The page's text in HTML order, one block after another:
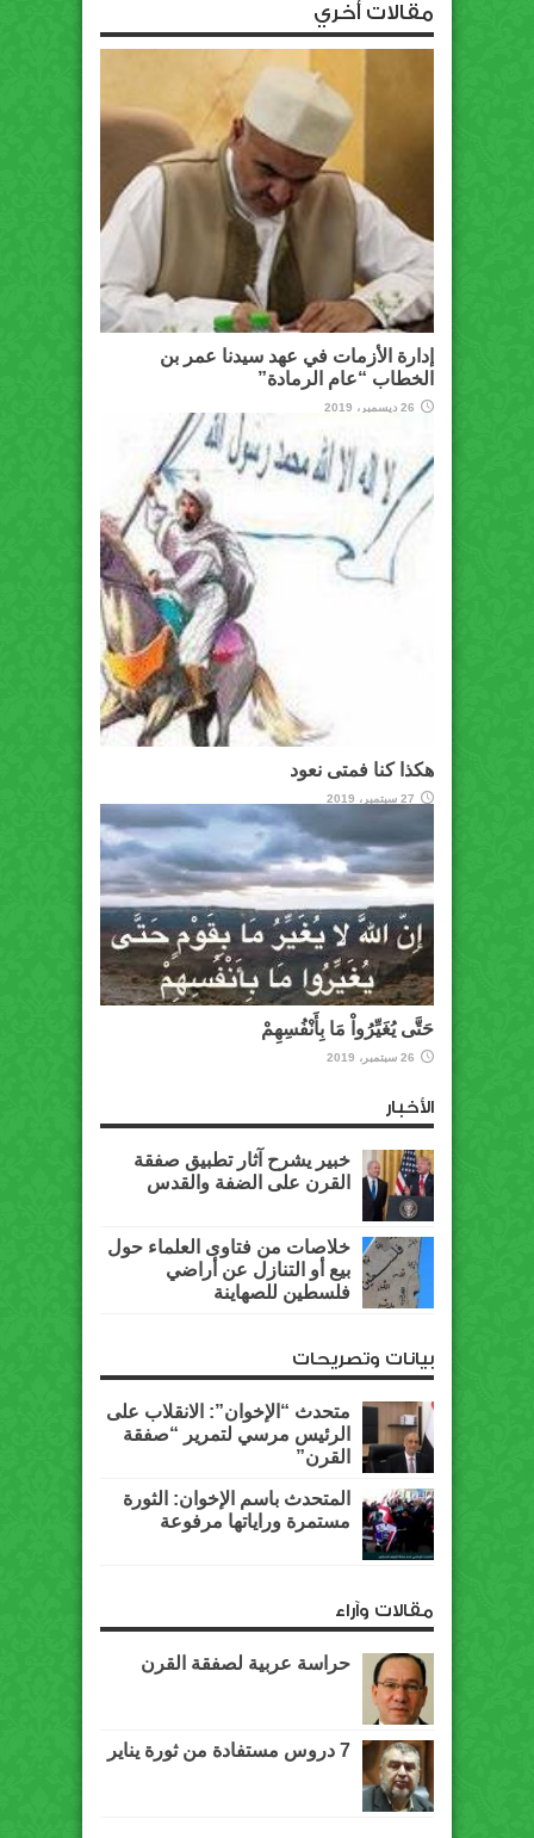
مقالات أخري
إدارة الأزمات في عهد سيدنا عمر بن
الخطاب “عام الرمادة”
26 ديسمبر، 2019
هكذا كنا فمتى نعود
27 سبتمبر، 2019
حَتَّى يُغَيِّرُواْ مَا بِأَنْفُسِهِمْ
26 سبتمبر، 2019
الأخبار
خبير يشرح آثار تطبيق صفقة
القرن على الضفة والقدس
خلاصات من فتاوى العلماء حول
بيع أو التنازل عن أراضي
فلسطين للصهاينة
بيانات وتصريحات
متحدث “الإخوان”: الانقلاب على
الرئيس مرسي لتمرير “صفقة
القرن”
المتحدث باسم الإخوان: الثورة
مستمرة وراياتها مرفوعة
مقالات وآراء
حراسة عربية لصفقة القرن
7 دروس مستفادة من ثورة يناير